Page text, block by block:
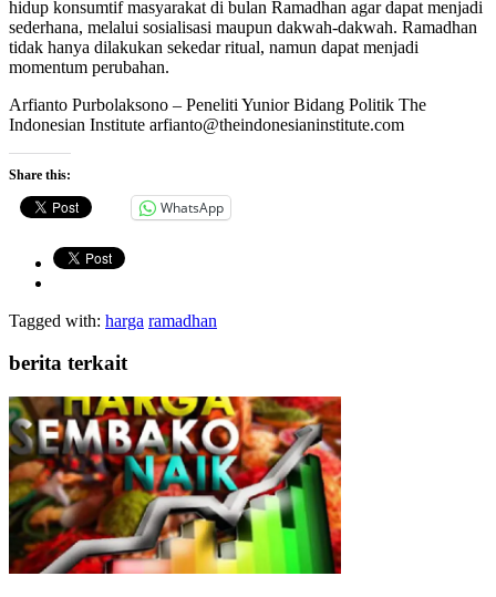
hidup konsumtif masyarakat di bulan Ramadhan agar dapat menjadi
sederhana, melalui sosialisasi maupun dakwah-dakwah. Ramadhan
tidak hanya dilakukan sekedar ritual, namun dapat menjadi
momentum perubahan.
Arfianto Purbolaksono – Peneliti Yunior Bidang Politik The
Indonesian Institute arfianto@theindonesianinstitute.com
Share this:
WhatsApp
Tagged with: harga ramadhan
berita terkait